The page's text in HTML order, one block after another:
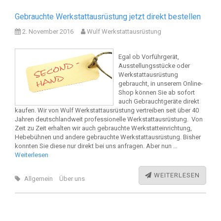
Gebrauchte Werkstattausrüstung jetzt direkt bestellen
2. November 2016 Wulf Werkstattausrüstung
Egal ob Vorführgerät,
Ausstellungsstücke oder
Werkstattausrüstung
gebraucht, in unserem Online-
Shop können Sie ab sofort
auch Gebrauchtgeräte direkt
kaufen. Wir von Wulf Werkstattausrüstung vertreiben seit über 40
Jahren deutschlandweit professionelle Werkstattausrüstung. Von
Zeit zu Zeit erhalten wir auch gebrauchte Werkstatteinrichtung,
Hebebühnen und andere gebrauchte Werkstattausrüstung. Bisher
konnten Sie diese nur direkt bei uns anfragen. Aber nun …
Weiterlesen
WEITERLESEN
Allgemein Über uns